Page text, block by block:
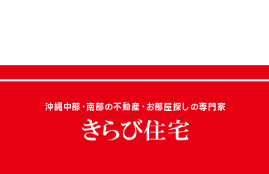
沖縄中部・南部の不動産・お部屋探しの専門家